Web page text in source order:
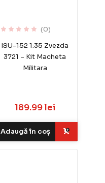
(0)
ISU-152 1:35 Zvezda
3721 – Kit Macheta
Militara
189.99 lei
Adaugă în coș